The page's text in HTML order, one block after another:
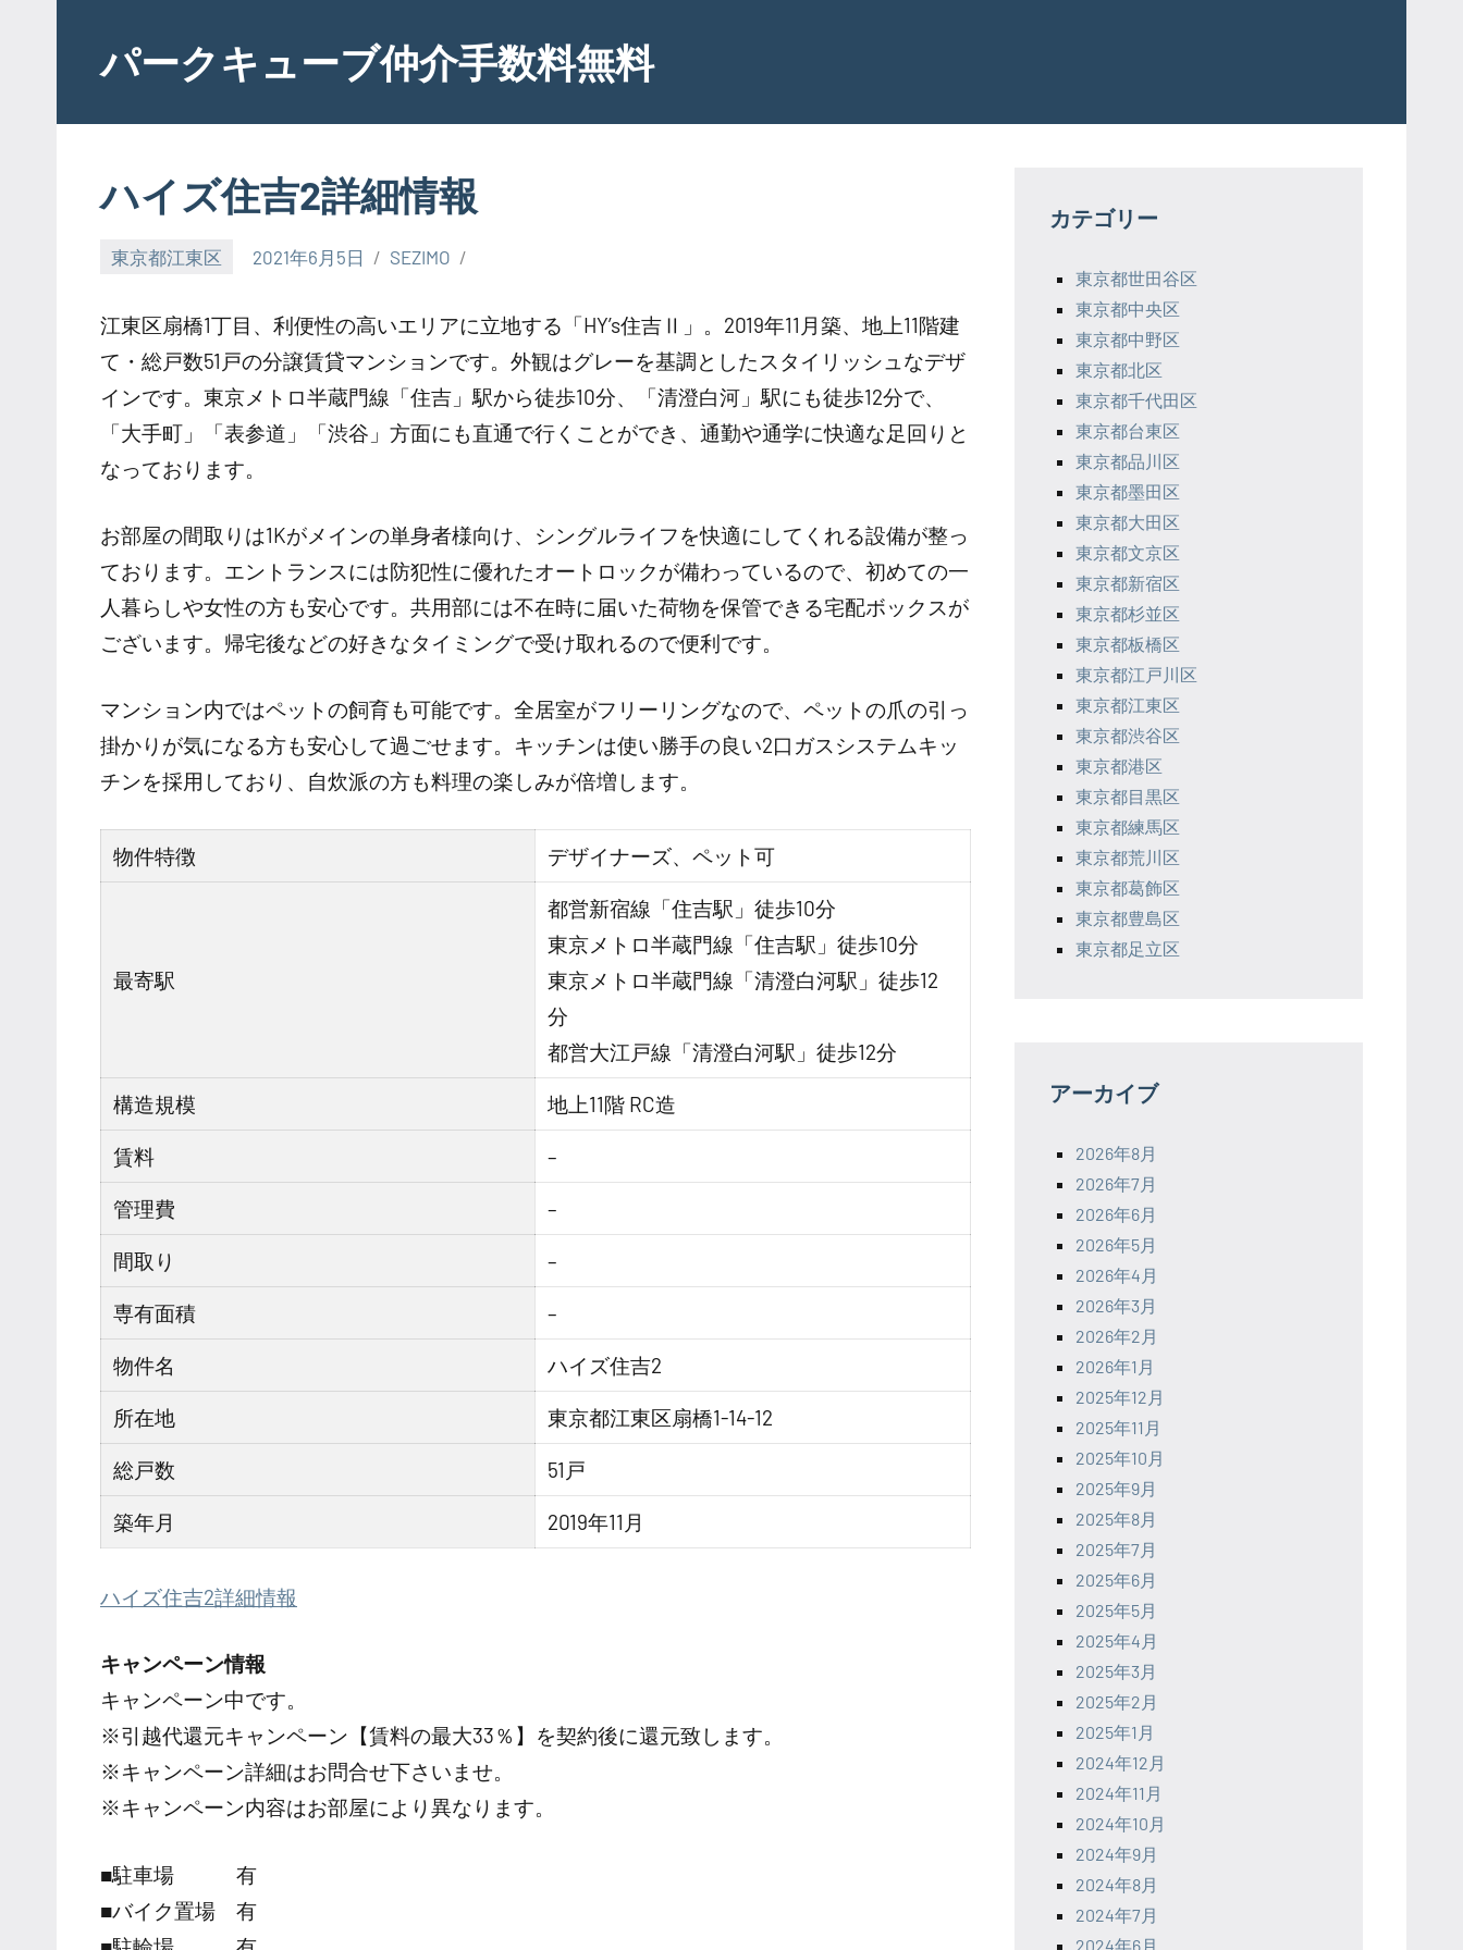
contentパークキューブ仲介手数料無料
ハイズ住吉2詳細情報
東京都江東区 2021年6月5日 SEZIMO
江東区扇橋1丁目、利便性の高いエリアに立地する「HY’s住吉Ⅱ」。2019年11月築、地上11階建
て・総戸数51戸の分譲賃貸マンションです。外観はグレーを基調としたスタイリッシュなデザ
インです。東京メトロ半蔵門線「住吉」駅から徒歩10分、「清澄白河」駅にも徒歩12分で、
「大手町」「表参道」「渋谷」方面にも直通で行くことができ、通勤や通学に快適な足回りと
なっております。
お部屋の間取りは1Kがメインの単身者様向け、シングルライフを快適にしてくれる設備が整っ
ております。エントランスには防犯性に優れたオートロックが備わっているので、初めての一
人暮らしや女性の方も安心です。共用部には不在時に届いた荷物を保管できる宅配ボックスが
ございます。帰宅後などの好きなタイミングで受け取れるので便利です。
マンション内ではペットの飼育も可能です。全居室がフリーリングなので、ペットの爪の引っ
掛かりが気になる方も安心して過ごせます。キッチンは使い勝手の良い2口ガスシステムキッ
チンを採用しており、自炊派の方も料理の楽しみが倍増します。
物件特徴 デザイナーズ、ペット可
最寄駅
都営新宿線「住吉駅」徒歩10分
東京メトロ半蔵門線「住吉駅」徒歩10分
東京メトロ半蔵門線「清澄白河駅」徒歩12
分
都営大江戸線「清澄白河駅」徒歩12分
構造規模 地上11階 RC造
賃料 –
管理費 –
間取り –
専有面積 –
物件名 ハイズ住吉2
所在地 東京都江東区扇橋1-14-12
総戸数 51戸
築年月 2019年11月
ハイズ住吉2詳細情報
キャンペーン情報
キャンペーン中です。
※引越代還元キャンペーン【賃料の最大33％】を契約後に還元致します。
※キャンペーン詳細はお問合せ下さいませ。
※キャンペーン内容はお部屋により異なります。
■駐車場 有
■バイク置場 有
カテゴリー
東京都世田谷区
東京都中央区
東京都中野区
東京都北区
東京都千代田区
東京都台東区
東京都品川区
東京都墨田区
東京都大田区
東京都文京区
東京都新宿区
東京都杉並区
東京都板橋区
東京都江戸川区
東京都江東区
東京都渋谷区
東京都港区
東京都目黒区
東京都練馬区
東京都荒川区
東京都葛飾区
東京都豊島区
東京都足立区
アーカイブ
2026年8月
2026年7月
2026年6月
2026年5月
2026年4月
2026年3月
2026年2月
2026年1月
2025年12月
2025年11月
2025年10月
2025年9月
2025年8月
2025年7月
2025年6月
2025年5月
2025年4月
2025年3月
2025年2月
2025年1月
2024年12月
2024年11月
2024年10月
2024年9月
2024年8月
2024年7月
2024年6月